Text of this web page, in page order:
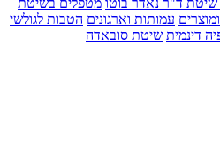
ד"ר נאדר בוטו מטפלים בשיטת
עמותות וארגונים הטבות לגולשי
דינמית שיטת סובאדה